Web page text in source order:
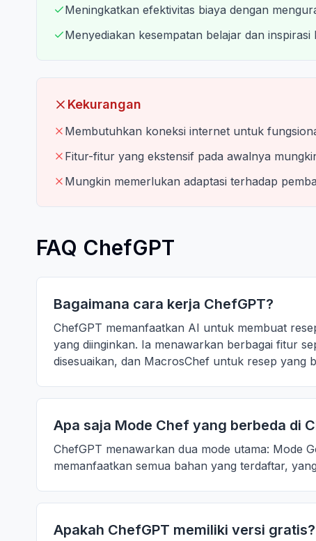
Meningkatkan efektivitas biaya dengan
Menyediakan kesempatan belajar dan inspirasi
Kekurangan
Membutuhkan koneksi internet untuk
Fitur-fitur yang ekstensif pada awalnya
Mungkin memerlukan adaptasi terhadap
FAQ ChefGPT
Bagaimana cara kerja ChefGPT?
ChefGPT memanfaatkan AI untuk membuat
yang diinginkan. Ia menawarkan berbagai fitur
disesuaikan, dan MacrosChef untuk resep yang
Apa saja Mode Chef yang berbeda di
ChefGPT menawarkan dua mode utama: Mode
memanfaatkan semua bahan yang terdaftar,
Apakah ChefGPT memiliki versi gratis?